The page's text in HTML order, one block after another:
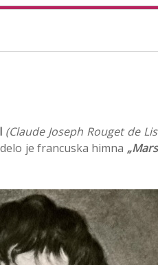
(Claude Joseph Rouget de
je francuska himna